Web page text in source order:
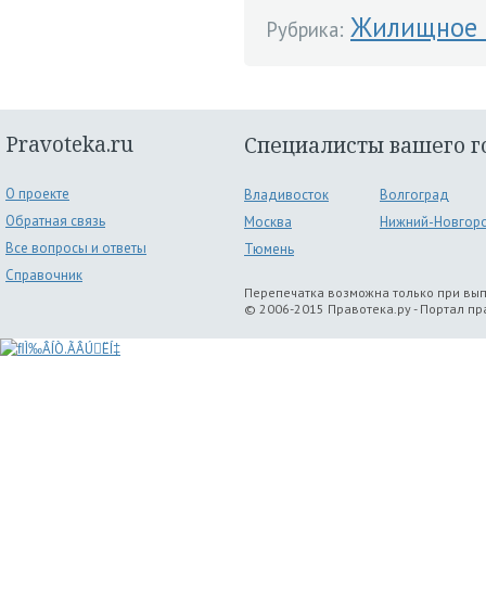
Рубрика: Жилищное
Pravoteka.ru
О проекте
Обратная связь
Все вопросы и ответы
Справочник
Специалисты вашего
Владивосток
Волгоград
Москва
Нижний-
Тюмень
Перепечатка возможна только при
© 2006-2015 Правотека.ру - Портал